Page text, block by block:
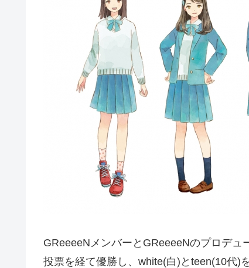
GReeeeNメンバーとGReeeeNのプロデ
投票を経て優勝し、white(白)とteen(10代)